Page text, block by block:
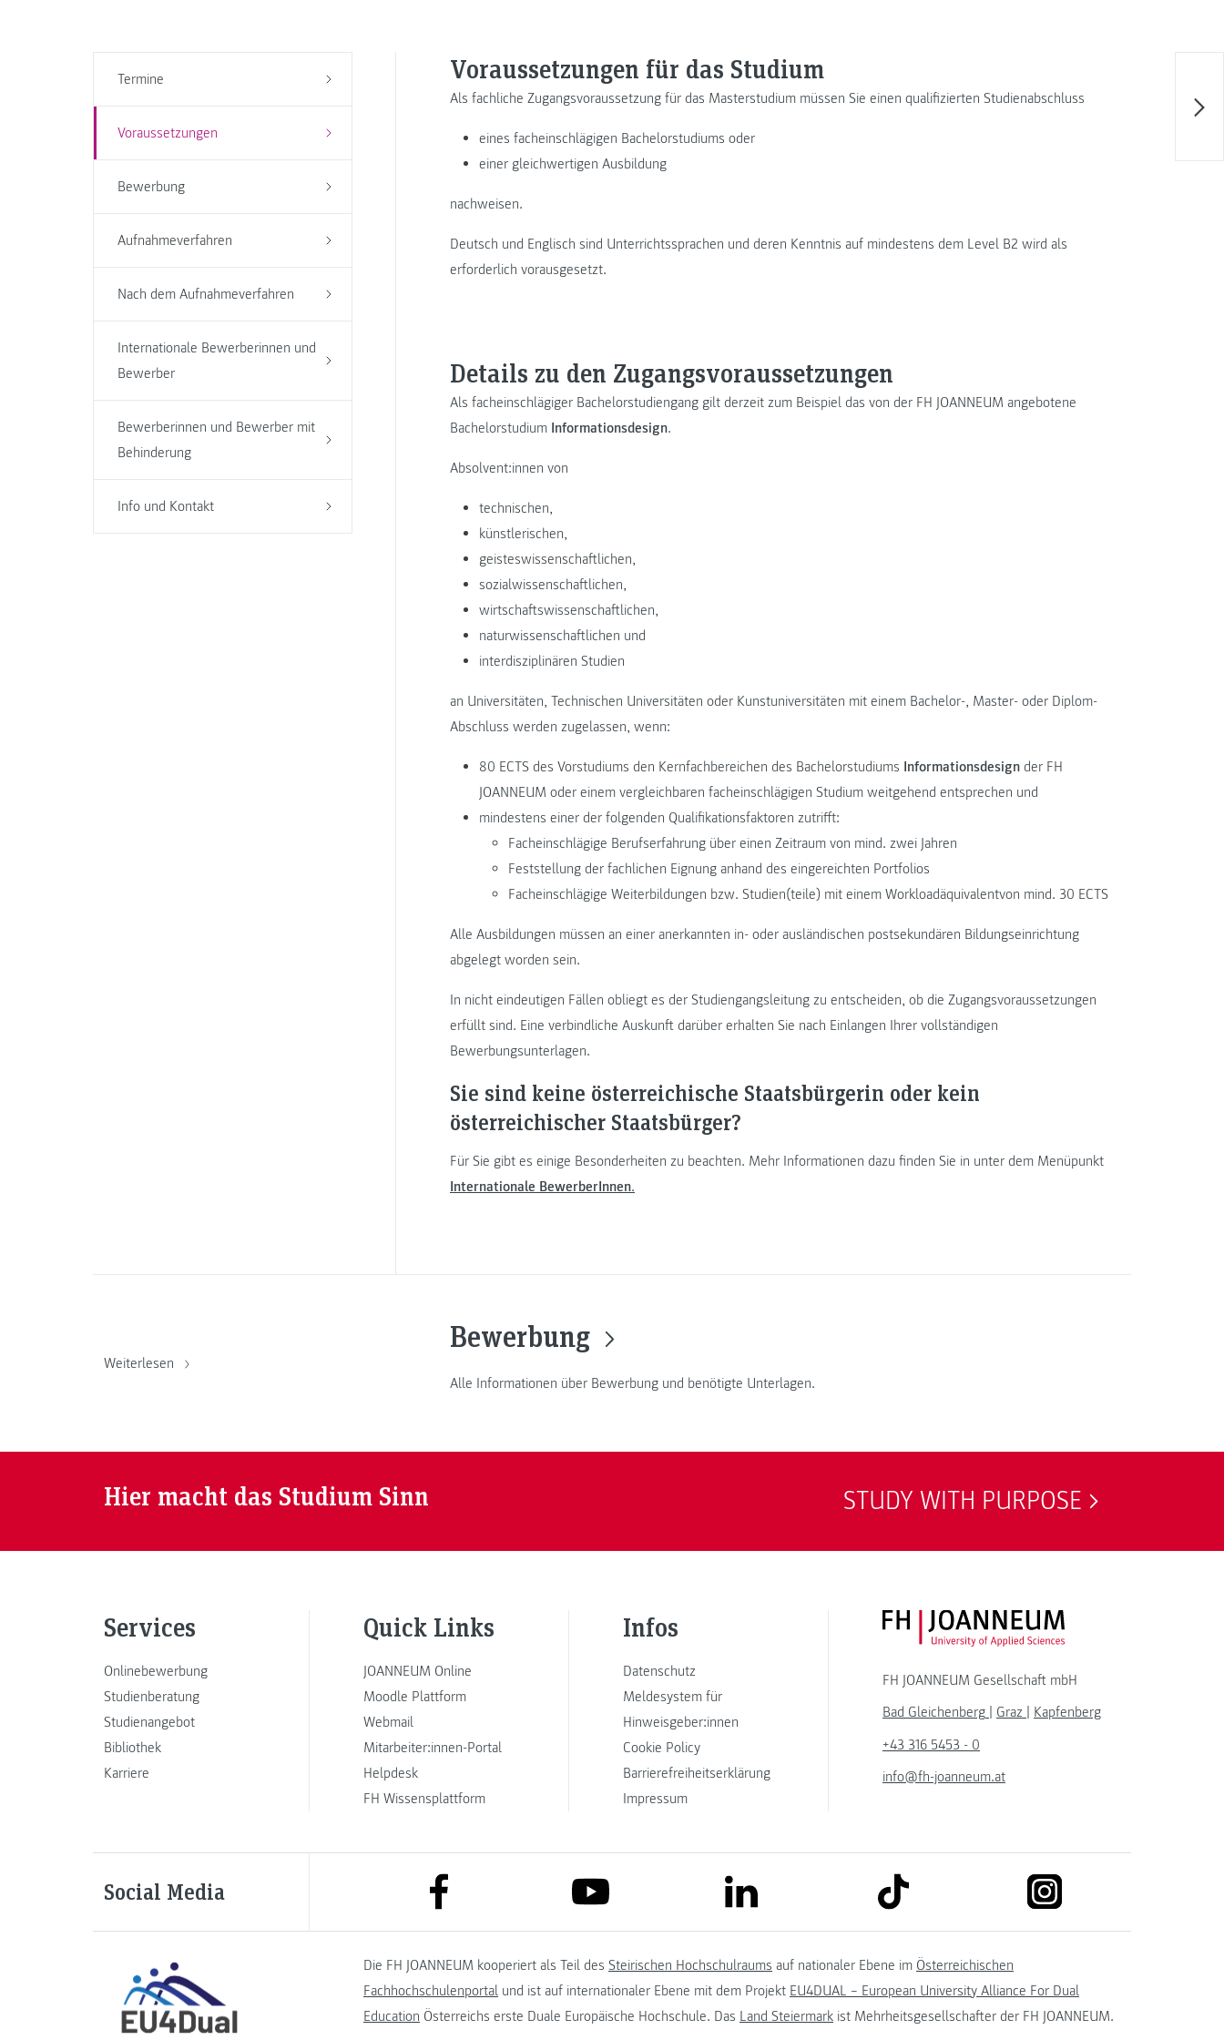
Termine
Voraussetzungen
Bewerbung
Aufnahmeverfahren
Nach dem Aufnahmeverfahren
Internationale Bewerberinnen und
Bewerber
Bewerberinnen und Bewerber mit
Behinderung
Info und Kontakt
Voraussetzungen für das Studium
Als fachliche Zugangsvoraussetzung für das Masterstudium müssen Sie einen qualifizierten Studienabschluss
eines facheinschlägigen Bachelorstudiums oder
einer gleichwertigen Ausbildung
nachweisen.
Deutsch und Englisch sind Unterrichtssprachen und deren Kenntnis auf mindestens dem Level B2 wird als
erforderlich vorausgesetzt.
Details zu den Zugangsvoraussetzungen
Als facheinschlägiger Bachelorstudiengang gilt derzeit zum Beispiel das von der FH JOANNEUM angebotene
Bachelorstudium Informationsdesign.
Absolvent:innen von
technischen,
künstlerischen,
geisteswissenschaftlichen,
sozialwissenschaftlichen,
wirtschaftswissenschaftlichen,
naturwissenschaftlichen und
interdisziplinären Studien
an Universitäten, Technischen Universitäten oder Kunstuniversitäten mit einem Bachelor-, Master- oder Diplom-
Abschluss werden zugelassen, wenn:
80 ECTS des Vorstudiums den Kernfachbereichen des Bachelorstudiums Informationsdesign der FH
JOANNEUM oder einem vergleichbaren facheinschlägigen Studium weitgehend entsprechen und
mindestens einer der folgenden Qualifikationsfaktoren zutrifft:
Facheinschlägige Berufserfahrung über einen Zeitraum von mind. zwei Jahren
Feststellung der fachlichen Eignung anhand des eingereichten Portfolios
Facheinschlägige Weiterbildungen bzw. Studien(teile) mit einem Workloadäquivalentvon mind. 30 ECTS
Alle Ausbildungen müssen an einer anerkannten in- oder ausländischen postsekundären Bildungseinrichtung
abgelegt worden sein.
In nicht eindeutigen Fällen obliegt es der Studiengangsleitung zu entscheiden, ob die Zugangsvoraussetzungen
erfüllt sind. Eine verbindliche Auskunft darüber erhalten Sie nach Einlangen Ihrer vollständigen
Bewerbungsunterlagen.
Sie sind keine österreichische Staatsbürgerin oder kein
österreichischer Staatsbürger?
Für Sie gibt es einige Besonderheiten zu beachten. Mehr Informationen dazu finden Sie in unter dem Menüpunkt
Internationale BewerberInnen.
Weiterlesen
Bewerbung
Alle Informationen über Bewerbung und benötigte Unterlagen.
Hier macht das Studium Sinn STUDY WITH PURPOSE
Services
Onlinebewerbung
Studienberatung
Studienangebot
Bibliothek
Karriere
Quick Links
JOANNEUM Online
Moodle Plattform
Webmail
Mitarbeiter:innen-Portal
Helpdesk
FH Wissensplattform
Infos
Datenschutz
Meldesystem für
Hinweisgeber:innen
Cookie Policy
Barrierefreiheitserklärung
Impressum
FH JOANNEUM Logo
FH JOANNEUM Gesellschaft mbH
Bad Gleichenberg
Graz
Kapfenberg
+43 316 5453 - 0
info@fh-joanneum.at
Social Media link to facebook link to youtube link to linkedin link to tiktok
Die FH JOANNEUM kooperiert als Teil des Steirischen Hochschulraums auf nationaler Ebene im Österreichischen
Fachhochschulenportal und ist auf internationaler Ebene mit dem Projekt EU4DUAL – European University Alliance For Dual
Education Österreichs erste Duale Europäische Hochschule. Das Land Steiermark ist Mehrheitsgesellschafter der FH JOANNEUM.